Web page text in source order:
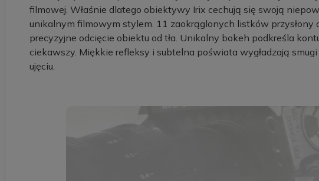
filmowej. Właśnie dlatego obiektywy Irix cechują się swoją
unikalnym filmowym stylem. 11 zaokrąglonych listków przysłony
precyzyjne odcięcie obiektu od tła. Unikalny bokeh podkreśla
ciekawszy. Miękkie refleksy i subtelna poświata wygładzają
ujęciu.